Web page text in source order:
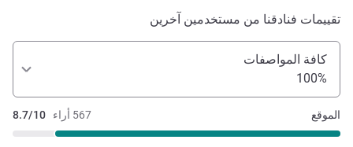
تقييمات فنادقنا من مستخدمين آخرين
كافة المواصفات
100%
567 أراء 8.7/10 الموقع